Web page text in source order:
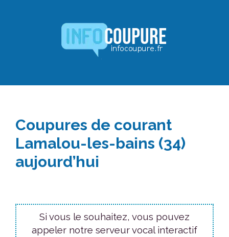
Coupures de courant
Lamalou-les-bains (34)
aujourd’hui
Si vous le souhaitez, vous pouvez
appeler notre serveur vocal interactif